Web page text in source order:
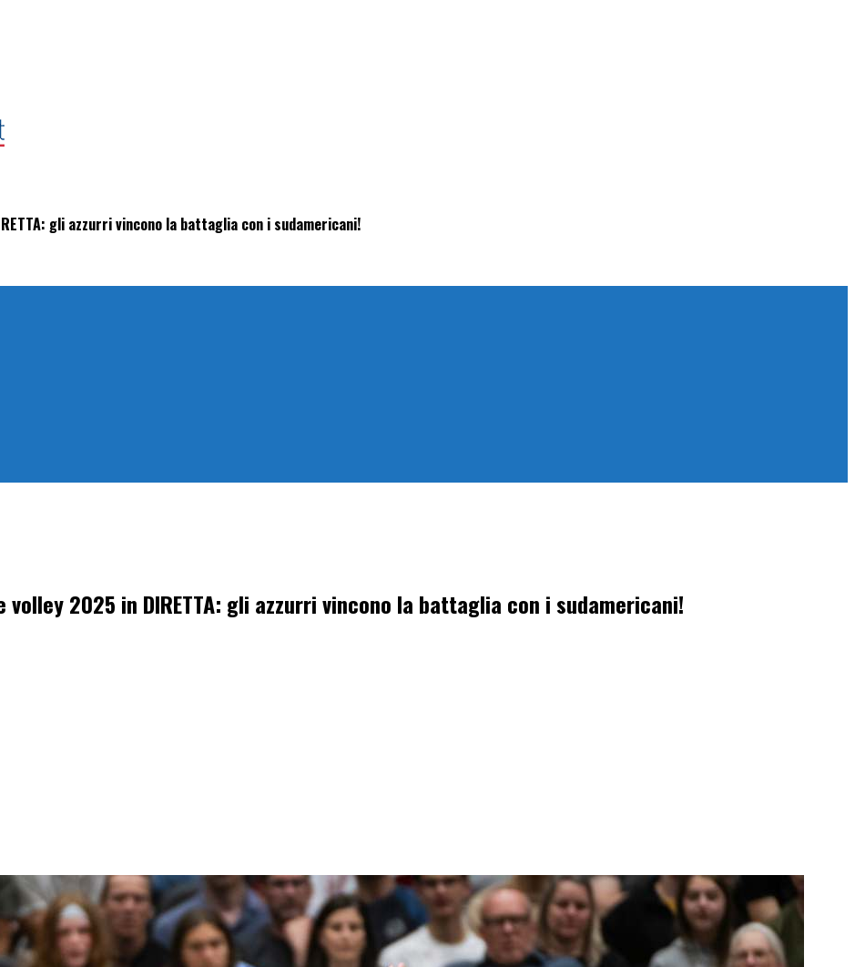
gli azzurri vincono la battaglia con i sudamericani!
volley 2025 in DIRETTA: gli azzurri vincono la battaglia con i sudamericani!